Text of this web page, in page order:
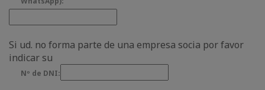
Si ud. no forma parte de una empresa socia por favor
indicar su
Nº de DNI: